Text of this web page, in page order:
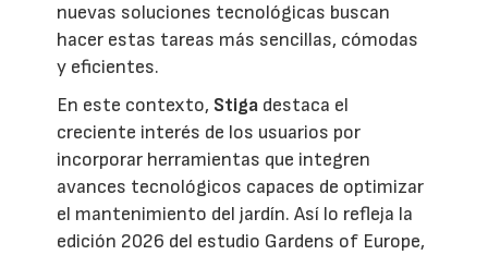
nuevas soluciones tecnológicas buscan
hacer estas tareas más sencillas, cómodas
y eficientes.
En este contexto, Stiga destaca el
creciente interés de los usuarios por
incorporar herramientas que integren
avances tecnológicos capaces de optimizar
el mantenimiento del jardín. Así lo refleja la
edición 2026 del estudio Gardens of Europe,